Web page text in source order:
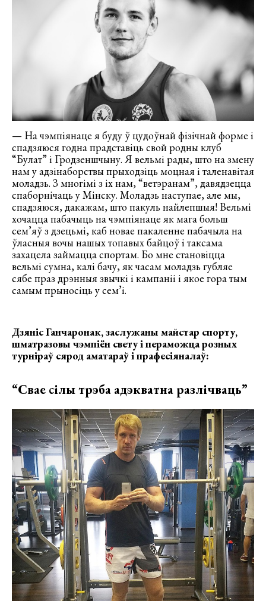
— На чэмпіянаце я буду ў цудоўнай фізічнай форме і
спадзяюся годна прадставіць свой родны клуб
“Булат” і Гродзеншчыну. Я вельмі рады, што на змену
нам у адзінаборствы прыходзіць моцная і таленавітая
моладзь. З многімі з іх нам, “ветэранам”, давядзецца
спаборнічаць у Мінску. Моладзь наступае, але мы,
спадзяюся, дакажам, што пакуль найлепшыя! Вельмі
хочацца пабачыць на чэмпіянаце як мага больш
сем’яў з дзецьмі, каб новае пакаленне пабачыла на
ўласныя вочы нашых топавых байцоў і таксама
захацела займацца спортам. Бо мне становіцца
вельмі сумна, калі бачу, як часам моладзь губляе
сябе праз дрэнныя звычкі і кампаніі і якое гора тым
самым прыносіць у сем’і.
Дзяніс Ганчаронак, заслужаны майстар спорту,
шматразовы чэмпіён свету і пераможца розных
турніраў сярод аматараў і прафесіяналаў:
“Свае сілы трэба адэкватна разлічваць”